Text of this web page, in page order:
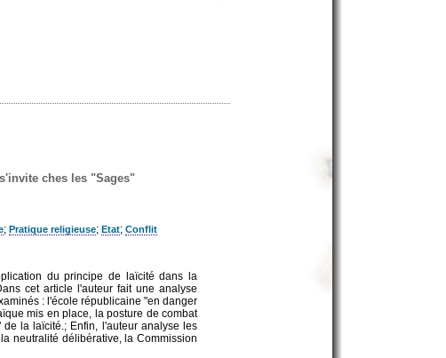
ches les "Sages"
; Pratique religieuse; Etat; Conflit
du principe de laïcité dans la
cet article l'auteur fait une analyse
: l'école républicaine "en danger
mis en place, la posture de combat
la laïcité.; Enfin, l'auteur analyse les
neutralité délibérative, la Commission